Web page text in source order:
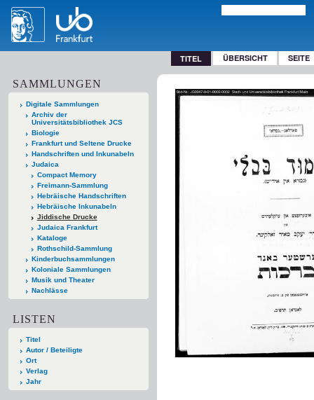
TITEL ÜBERSICHT SEITE
SAMMLUNGEN
Digitale Sammlungen
Archiv der
Universitätsbibliothek JCS
Biologie
Frankfurt und Seltene Drucke
Handschriften und Inkunabeln
Judaica
Compact Memory
Freimann-Sammlung
Hebräische Handschriften
Hebräische Inkunabeln
Jiddische Drucke
Judaica Frankfurt
Kataloge
Rothschild-Sammlung
Kinderbuchsammlungen
Koloniale Sammlungen
Musik und Theater
Nachlässe
LISTEN
Titel
Autor / Beteiligte
Ort
Verlag
Jahr